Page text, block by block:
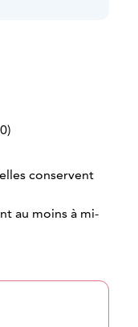
conservent
au moins à mi-